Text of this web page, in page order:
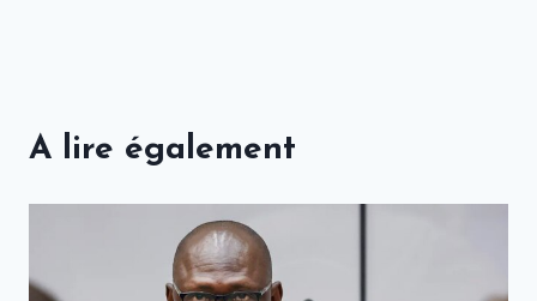
A lire également